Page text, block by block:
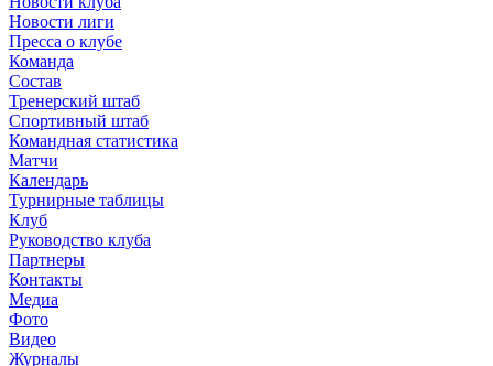
Новости лиги
Пресса о клубе
Команда
Состав
Тренерский штаб
Спортивный штаб
Командная статистика
Матчи
Календарь
Турнирные таблицы
Клуб
Руководство клуба
Партнеры
Контакты
Медиа
Фото
Видео
Журналы